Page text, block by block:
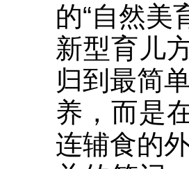
的“自然美
新型育儿
归到最简
养，而是
连辅食的